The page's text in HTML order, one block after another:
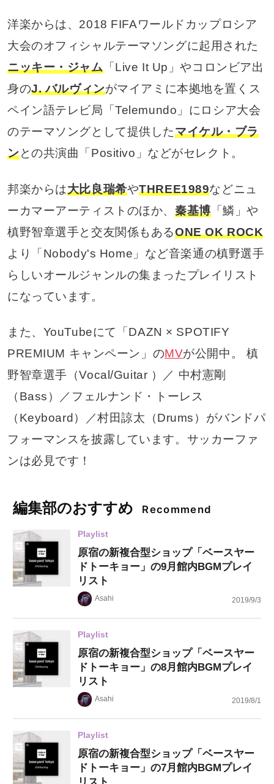
洋楽からは、2018 FIFAワールドカップロシア
大会のオフィシャルテーマソングに起用された
ニッキー・ジャム「Live It Up」やコロンビア出
身のJ. バルヴィンがマイアミに本拠地を置くス
ペイン語テレビ局「Telemundo」にロシア大会
のテーマソングとして提供したマイケル・ブラ
ンとの共演曲「Positivo」などがセレクト。
邦楽からは大比良瑞希やTHREE1989などニュ
ーカマーアーティストのほか、 秦基博「鱗」や
槙野智章選手と交友関係もあるONE OK ROCK
より「Nobody's Home」など音楽通の槙野選手
らしいオールジャンルの集まったプレイリスト
になっています。
また、YouTubeにて「DAZN × SPOTIFY
PREMIUM キャンペーン」のMVが公開中。 槙
野智章選手（Vocal/Guitar ）／ 中村憲剛
（Bass）／フェルナンド・トーレス
（Keyboard）／村田諒太（Drums）がバンドパ
フォーマンスを披露しています。サッカーファ
ンは必見です！
編集部のおすすめ Recommend
Playlist
原宿の新複合型ショップ「ベースヤー
ドトーキョー」の9月館内BGMプレイ
リスト
Asahi 2019/9/3
Playlist
原宿の新複合型ショップ「ベースヤー
ドトーキョー」の8月館内BGMプレイ
リスト
Asahi 2019/8/1
Playlist
原宿の新複合型ショップ「ベースヤー
ドトーキョー」の7月館内BGMプレイ